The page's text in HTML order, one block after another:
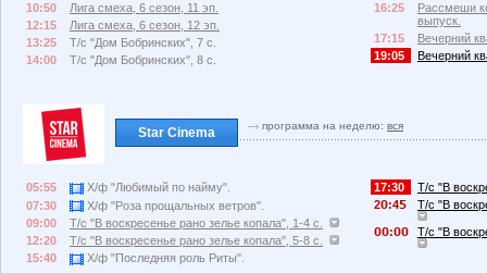
10:50
Лига смеха, 6 сезон, 11 эп.
12:15
Лига смеха, 6 сезон, 12 эп.
13:25
Т/с "Дом Бобринских", 7 с.
14:00
Т/с "Дом Бобринских", 8 с.
16:25
Рассмеши
выпуск.
17:15
Вечерний
19:05
Вечерний
Star Cinema программа на неделю: вся
05:55
Х/ф "Любимый по найму".
07:30
Х/ф "Роза прощальных ветров".
09:00
Т/с "В воскресенье рано зелье копала", 1-4 с.
12:20
Т/с "В воскресенье рано зелье копала", 5-8 с.
15:40
Х/ф "Последняя роль Риты".
17:30
Т/с "В
2
:4 Т/с "В
: Т/с "В